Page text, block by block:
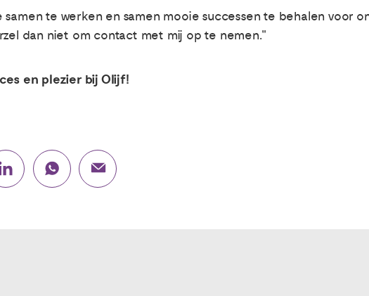
te werken en samen mooie successen te behalen voor
dan niet om contact met mij op te nemen."
en plezier bij Olijf!